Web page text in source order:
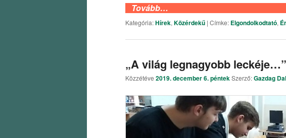
Tovább…
Kategória:Hírek, Közérdekű | Címke: Elgondolkodtató,
„A világ legnagyobb leckéje…”
Közzétéve 2019. december 6. péntekSzerző:Gazdag